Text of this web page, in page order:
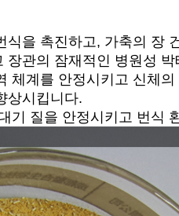
식을 촉진하고, 가축의 장
관의 잠재적인 병원성
체계를 안정시키고 신체
상시킵니다.
기 질을 안정시키고 번식